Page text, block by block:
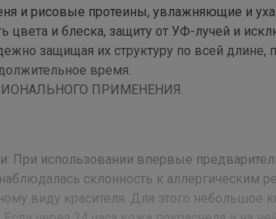
и рисовые протеины, увлажняющие и
цвета и блеска, защиту от УФ-лучей и
защищая их структуру по всей
время.
ПРИМЕНЕНИЯ.
При использовании впервые
склонность к аллергическим
виду красителя. Для этого небольшое